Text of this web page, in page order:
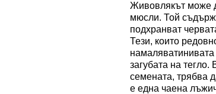
Живовлякът може
мюсли. Той
подхранват
Тези, които
намалявати
загубата на тегло.
семената, трябва
е една чаена